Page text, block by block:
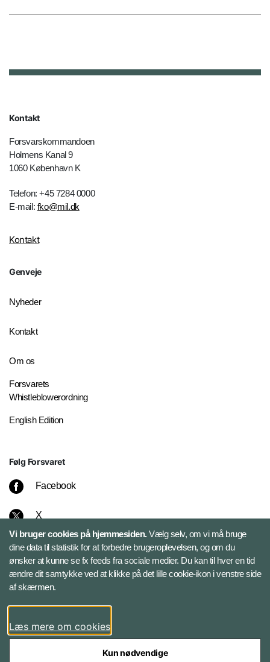
Kontakt
Forsvarskommandoen
Holmens Kanal 9
1060 København K
Telefon: +45 7284 0000
E-mail: fko@mil.dk
Kontakt
Genveje
Nyheder
Kontakt
Om os
Forsvarets
Whistleblowerordning
English Edition
Følg Forsvaret
Facebook
X
Instagram
Bluesky
LinkedIn
Vi bruger cookies på hjemmesiden.Vælg selv, om vi må bruge
dine data til statistik for at forbedre brugeroplevelsen, og om du
ønsker at kunne se fx feeds fra sociale medier. Du kan til hver en tid
ændre dit samtykke ved at klikke på det lille cookie-ikon i venstre side
af skærmen.
Læs mere om cookies
Kun nødvendige